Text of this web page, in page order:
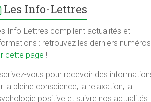
Les Info-Lettres
Info-Lettres compilent actualités et
: retrouvez les derniers numéros
cette page !
vous pour recevoir des
la pleine conscience, la relaxation, la
positive et suivre nos actualités :